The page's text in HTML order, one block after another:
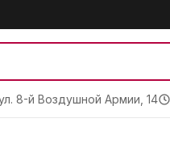
8-й Воздушной Армии, 14